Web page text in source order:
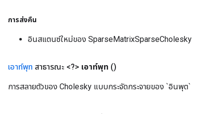
การส่งคืน
อินสแตนซ์ใหม่ของ SparseMatrixSparseCholesky
เอาท์พุท สาธารณะ <?> เอาท์พุท ()
การสลายตัวของ Cholesky แบบกระจัดกระจายของ `อินพุต`